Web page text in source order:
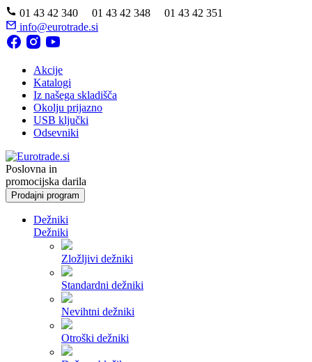
01 43 42 340 01 43 42 348 01 43 42 351
info@eurotrade.si
Akcije
Katalogi
Iz našega skladišča
Okolju prijazno
USB ključki
Odsevniki
Poslovna in
promocijska darila
Prodajni program
Dežniki
Dežniki
Zložljivi dežniki
Standardni dežniki
Nevihtni dežniki
Otroški dežniki